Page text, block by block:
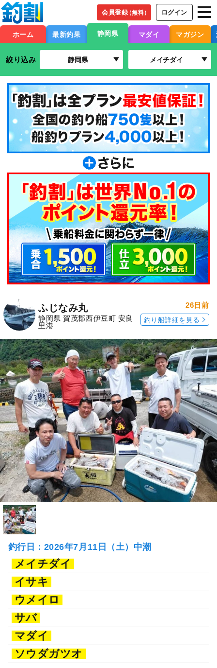
会員登録（無料） ログイン
ホーム 最新釣果 静岡県 マダイ マガジン
絞り込み 静岡県 メイチダイ
ふじなみ丸
静岡県 賀茂郡西伊豆町 安良
里港
26日前
釣り船詳細を見る
釣行日：2026年7月11日（土）中潮
メイチダイ
イサキ
ウメイロ
サバ
マダイ
ソウダガツオ